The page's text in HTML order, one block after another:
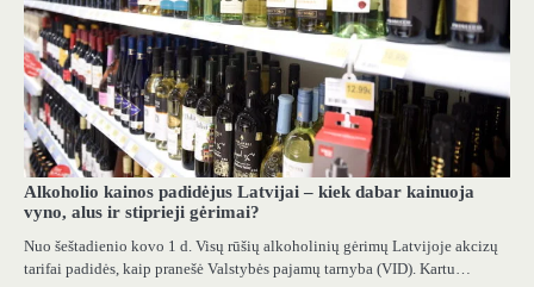
Alkoholio kainos padidėjus Latvijai – kiek dabar kainuoja
vyno, alus ir stiprieji gėrimai?
Nuo šeštadienio kovo 1 d. Visų rūšių alkoholinių gėrimų Latvijoje akcizų
tarifai padidės, kaip pranešė Valstybės pajamų tarnyba (VID). Kartu…